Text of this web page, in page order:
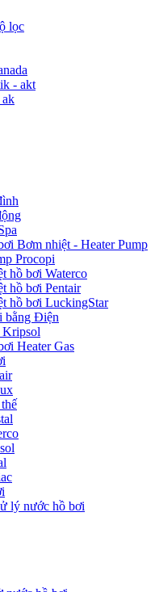
lọc
- akt
Bơm nhiệt - Heater Pump
Procopi
hồ bơi Waterco
hồ bơi Pentair
hồ bơi LuckingStar
bằng Điện
Kripsol
Heater Gas
lý nước hồ bơi